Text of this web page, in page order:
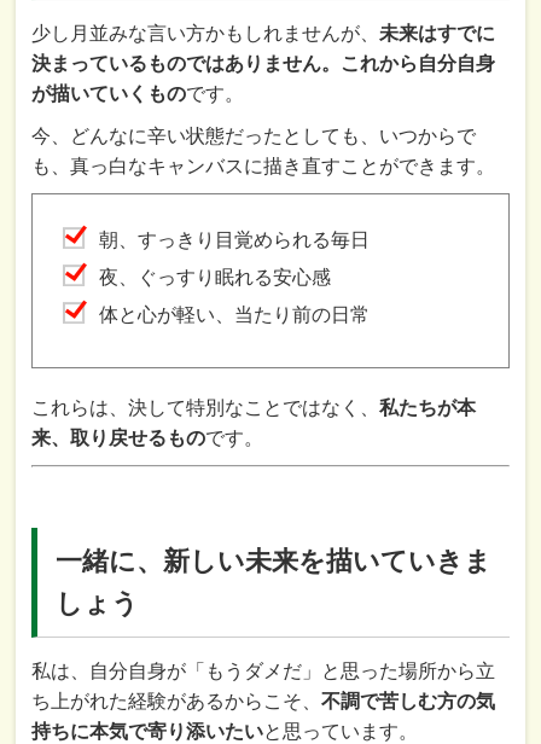
少し月並みな言い方かもしれませんが、未来はすでに
決まっているものではありません。これから自分自身
が描いていくものです。
今、どんなに辛い状態だったとしても、いつからで
も、真っ白なキャンバスに描き直すことができます。
朝、すっきり目覚められる毎日
夜、ぐっすり眠れる安心感
体と心が軽い、当たり前の日常
これらは、決して特別なことではなく、私たちが本
来、取り戻せるものです。
一緒に、新しい未来を描いていきま
しょう
私は、自分自身が「もうダメだ」と思った場所から立
ち上がれた経験があるからこそ、不調で苦しむ方の気
持ちに本気で寄り添いたいと思っています。